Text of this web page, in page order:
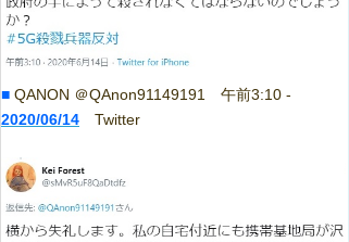
■ QANON ＠QAnon91149191 午前3:10 -
2020/06/14 Twitter